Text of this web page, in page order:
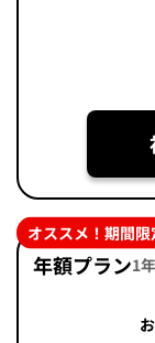
年額プラン1
オススメ！期間限